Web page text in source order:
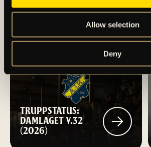
Allow selection
Deny
TRUPPSTATUS:
DAMLAGET V.32
(2026)